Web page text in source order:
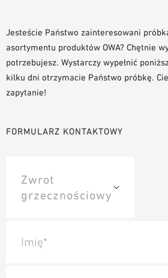
BIBLIOTEKA BIM/REVIT
WIDEO
ZAMÓWIENIE PRÓBKI
Jesteście Państwo zainteresowani
asortymentu produktów OWA? Chętnie
potrzebujesz. Wystarczy wypełnić
kilku dni otrzymacie Państwo próbkę.
zapytanie!
FORMULARZ KONTAKTOWY
Imię*